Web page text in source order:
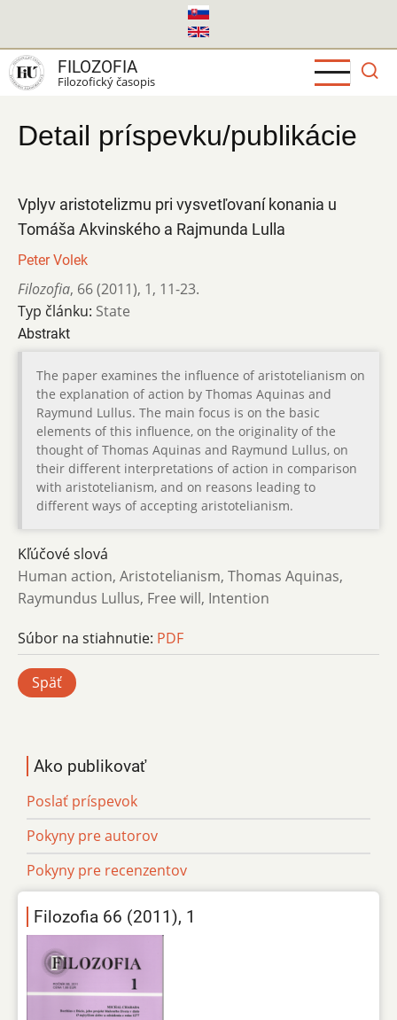
hlavný
obsah
FILOZOFIA
Filozofický časopis
Detail príspevku/publikácie
Vplyv aristotelizmu pri vysvetľovaní konania u
Tomáša Akvinského a Rajmunda Lulla
Peter Volek
Filozofia, 66 (2011), 1, 11-23.
Typ článku: State
Abstrakt
The paper examines the influence of aristotelianism on
the explanation of action by Thomas Aquinas and
Raymund Lullus. The main focus is on the basic
elements of this influence, on the originality of the
thought of Thomas Aquinas and Raymund Lullus, on
their different interpretations of action in comparison
with aristotelianism, and on reasons leading to
different ways of accepting aristotelianism.
Kľúčové slová
Human action, Aristotelianism, Thomas Aquinas,
Raymundus Lullus, Free will, Intention
Súbor na stiahnutie: PDF
Späť
Ako publikovať
Poslať príspevok
Pokyny pre autorov
Pokyny pre recenzentov
Filozofia 66 (2011), 1